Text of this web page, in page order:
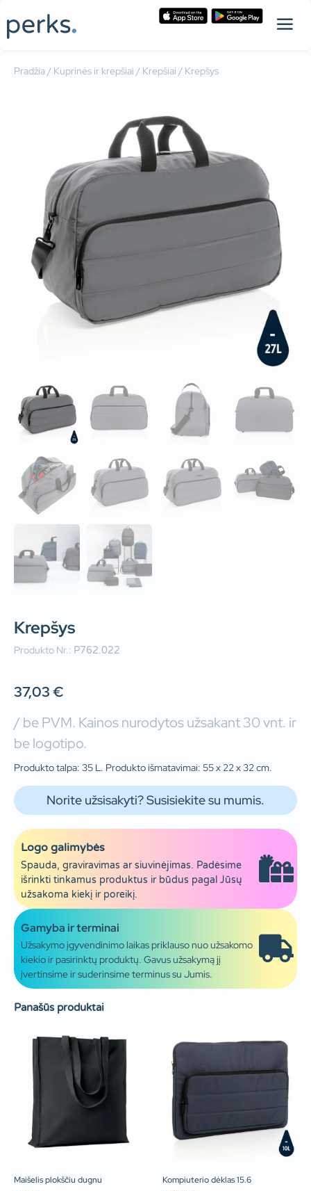
Pradžia/ Kuprinės ir krepšiai / Krepšiai / Krepšys
Krepšys
Produkto Nr.: P762.022
37,03€
/ be PVM. Kainos nurodytos užsakant 30 vnt. ir
be logotipo.
Produkto talpa: 35 L. Produkto išmatavimai: 55 x 22 x 32 cm.
Norite užsisakyti? Susisiekite su mumis.
Logo galimybės
Spauda, graviravimas ar siuvinėjimas. Padėsime
išrinkti tinkamus produktus ir būdus pagal Jūsų
užsakoma kiekį ir poreikį.
Gamyba ir terminai
Užsakymo įgyvendinimo laikas priklauso nuo užsakomo
kiekio ir pasirinktų produktų. Gavus užsakymą jį
įvertinsime ir suderinsime terminus su Jumis.
Panašūs produktai
Maišelis plokščiu dugnu Kompiuterio dėklas 15.6